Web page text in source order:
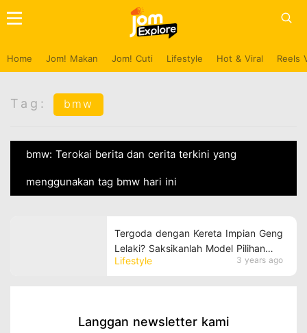
Home Jom! Makan Jom! Cuti Lifestyle Hot & Viral Reels
Tag: bmw
bmw: Terokai berita dan cerita terkini yang
menggunakan tag bmw hari ini
Lifestyle 3 years ago
Tergoda dengan Kereta Impian Geng
Lelaki? Saksikanlah Model Pilihan
yang Mengasyikkan!
Langgan newsletter kami